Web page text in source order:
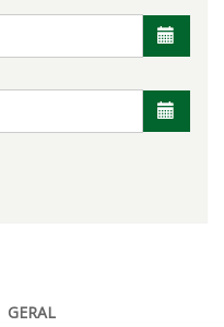
GERAL